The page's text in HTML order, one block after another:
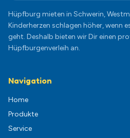
Hüpfburg mieten in Schwerin,
Kinderherzen schlagen höher, wenn
geht. Deshalb bieten wir Dir einen
Hüpfburgenverleih an.
Navigation
Home
Produkte
Service